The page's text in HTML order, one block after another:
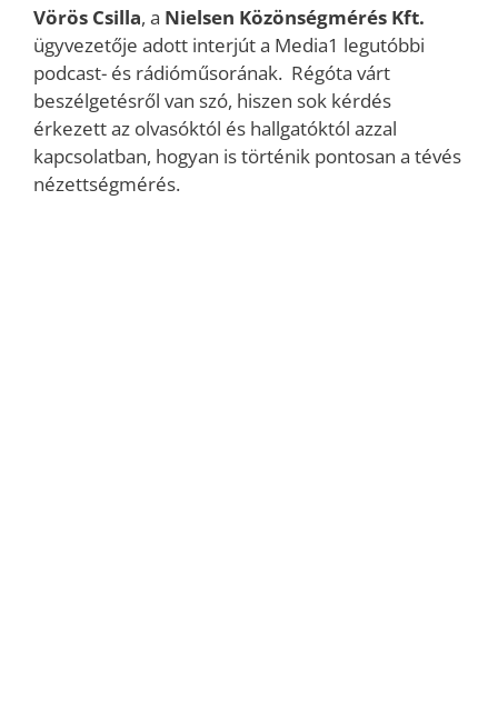
Vörös Csilla, a Nielsen Közönségmérés Kft.
ügyvezetője adott interjút a Media1 legutóbbi
podcast- és rádióműsorának. Régóta várt
beszélgetésről van szó, hiszen sok kérdés
érkezett az olvasóktól és hallgatóktól azzal
kapcsolatban, hogyan is történik pontosan a tévés
nézettségmérés.